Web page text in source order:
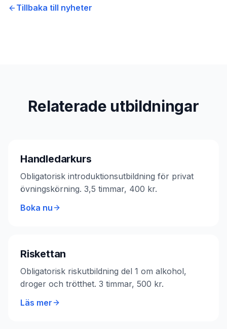
Tillbaka till nyheter
Relaterade utbildningar
Handledarkurs
Obligatorisk introduktionsutbildning för privat
övningskörning. 3,5 timmar, 400 kr.
Boka nu
Riskettan
Obligatorisk riskutbildning del 1 om alkohol,
droger och trötthet. 3 timmar, 500 kr.
Läs mer